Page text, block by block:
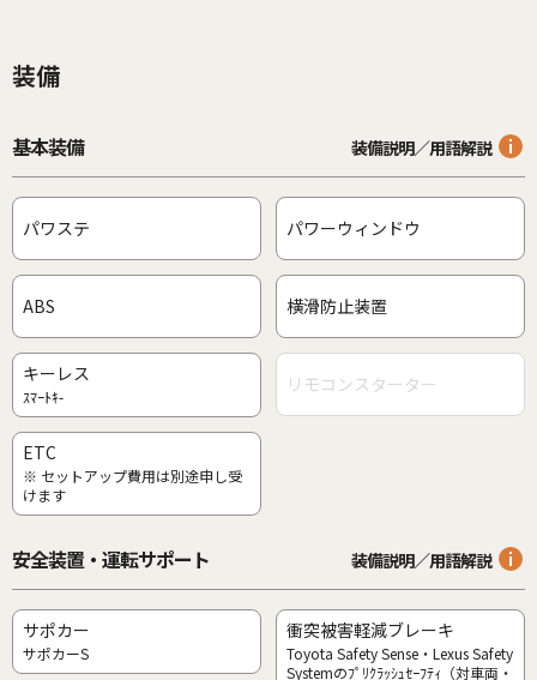
装備
基本装備 装備説明／用語解説
パワステ パワーウィンドウ
ABS 横滑防止装置
キーレス
ｽﾏｰﾄｷ- リモコンスターター
ETC
※ セットアップ費用は別途申し受
けます
安全装置・運転サポート 装備説明／用語解説
サポカー
サポカーS
衝突被害軽減ブレーキ
Toyota Safety Sense・Lexus Safety
Systemのﾌﾟﾘｸﾗｯｼｭｾｰﾌﾃｨ（対車両・